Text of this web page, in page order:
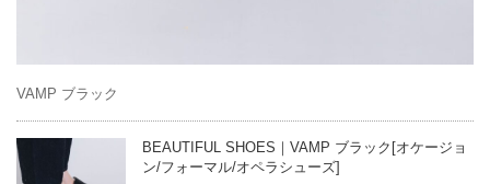
VAMP ブラック
BEAUTIFUL SHOES｜VAMP ブラック[オケージョ
ン/フォーマル/オペラシューズ]